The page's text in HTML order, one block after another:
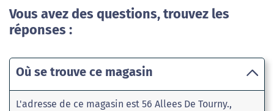
Vous avez des questions, trouvez les
réponses :
Où se trouve ce magasin
L'adresse de ce magasin est 56 Allees De Tourny.,